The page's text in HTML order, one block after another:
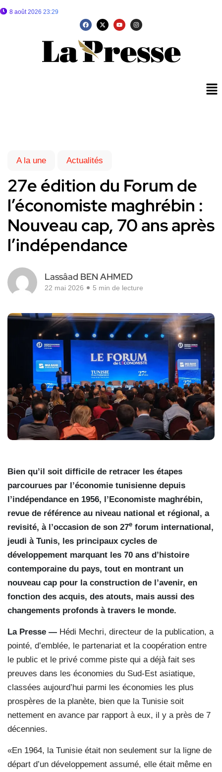
8 août 2026 23:29
A la une Actualités
27e édition du Forum de
l’économiste maghrébin :
Nouveau cap, 70 ans après
l’indépendance
Lassâad BEN AHMED
22 mai 2026 5 min de lecture
Bien qu’il soit difficile de retracer les étapes
parcourues par l’économie tunisienne depuis
l’indépendance en 1956, l’Economiste maghrébin,
revue de référence au niveau national et régional, a
revisité, à l’occasion de son 27e forum international,
jeudi à Tunis, les principaux cycles de
développement marquant les 70 ans d’histoire
contemporaine du pays, tout en montrant un
nouveau cap pour la construction de l’avenir, en
fonction des acquis, des atouts, mais aussi des
changements profonds à travers le monde.
La Presse — Hédi Mechri, directeur de la publication, a
pointé, d’emblée, le partenariat et la coopération entre
le public et le privé comme piste qui a déjà fait ses
preuves dans les économies du Sud-Est asiatique,
classées aujourd’hui parmi les économies les plus
prospères de la planète, bien que la Tunisie soit
nettement en avance par rapport à eux, il y a près de 7
décennies.
«En 1964, la Tunisie était non seulement sur la ligne de
départ d’un développement assumé, elle était même en